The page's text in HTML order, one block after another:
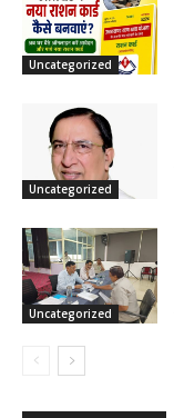
Uncategorized
Uncategorized
Uncategorized